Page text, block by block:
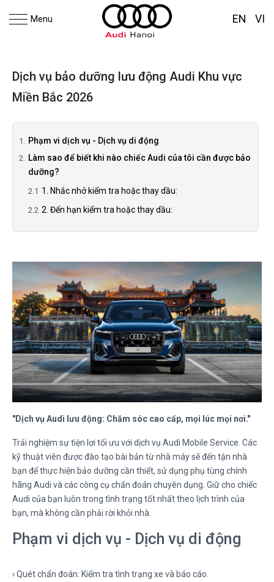
Menu EN VI
Dịch vụ bảo dưỡng lưu động Audi Khu vực
Miền Bắc 2026
Phạm vi dịch vụ - Dịch vụ di động
Làm sao để biết khi nào chiếc Audi của tôi cần được bảo
dưỡng?
1. Nhắc nhở kiểm tra hoặc thay dầu:
2. Đến hạn kiểm tra hoặc thay dầu:
"Dịch vụ Audi lưu động: Chăm sóc cao cấp, mọi lúc mọi nơi."
Trải nghiệm sự tiện lợi tối ưu với dịch vụ Audi Mobile Service. Các
kỹ thuật viên được đào tạo bài bản từ nhà máy sẽ đến tận nhà
bạn để thực hiện bảo dưỡng cần thiết, sử dụng phụ tùng chính
hãng Audi và các công cụ chẩn đoán chuyên dụng. Giữ cho chiếc
Audi của bạn luôn trong tình trạng tốt nhất theo lịch trình của
bạn, mà không cần phải rời khỏi nhà.
Phạm vi dịch vụ - Dịch vụ di động
› Quét chẩn đoán: Kiểm tra tình trạng xe và báo cáo.